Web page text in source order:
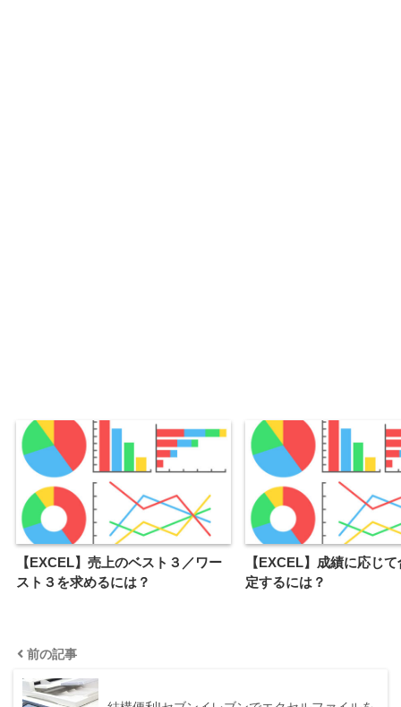
【EXCEL】売上のベスト３／ワー
スト３を求めるには？
【EXCEL】成績に応じ
定するには？
前の記事